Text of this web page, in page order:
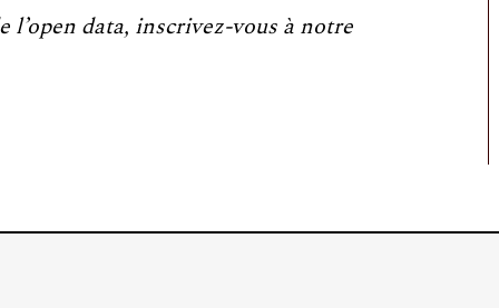
l’open data, inscrivez-vous à notre